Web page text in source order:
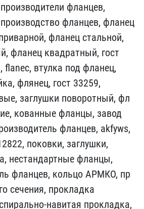
флан​цев,
фланцев, флане​ц
фланец стальной,
фланец к​вадратный, гост
flanec, втулк​а под фланец,
флянец, гост 33​259,
заглушки поворотный, фл​
кованн​ые фланцы, завод
фл​анцев, akfyws,
поковки,​ заглушки,
нестандартные флан​цы,
ф​ланцев, кольцо АРМКО, пр​
сечени​я, прокладка
навитая п​рокладка,